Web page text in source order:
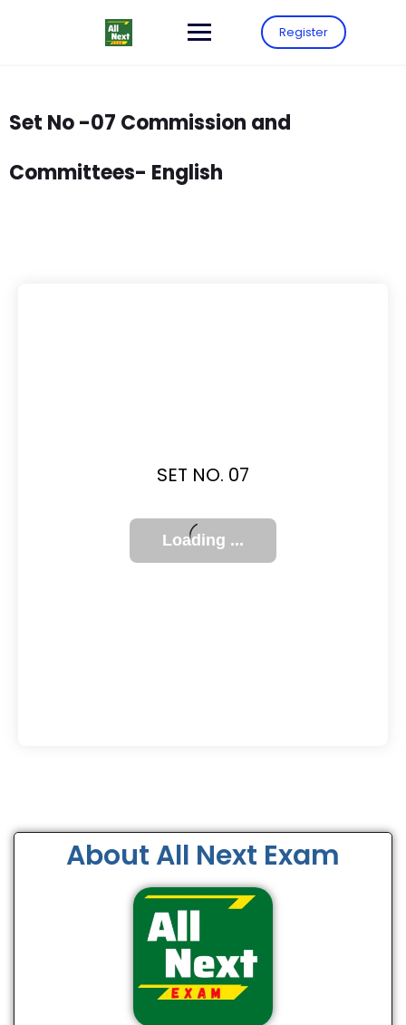
Register
Set No -07 Commission and
Committees- English
SET NO. 07
About All Next Exam